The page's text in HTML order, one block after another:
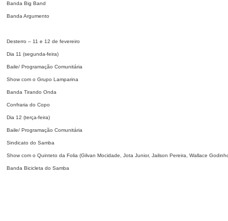
Banda Big Band
Banda Argumento
Desterro – 11 e 12 de fevereiro
Dia 11 (segunda-feira)
Baile/ Programação Comunitária
Show com o Grupo Lamparina
Banda Tirando Onda
Confraria do Copo
Dia 12 (terça-feira)
Baile/ Programação Comunitária
Sindicato do Samba
Show com o Quinteto da Folia (Gilvan Mocidade, Jota Junior, Jailson Pereira, Wallace
Banda Bicicleta do Samba